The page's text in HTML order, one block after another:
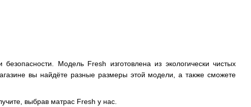
Модель Fresh изготовлена из экологически чистых
вы найдёте разные размеры этой модели, а также сможете
выбрав матрас Fresh у нас.